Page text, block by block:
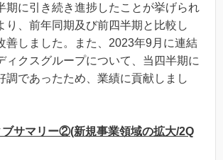
期に引き続き進捗したことが挙げられ
り、前年同期及び前四半期と比較し
善しました。また、2023年9月に連結
ィクスグループについて、当四半期に
調であったため、業績に貢献しまし
サマリー②(新規事業領域の拡大/2Q